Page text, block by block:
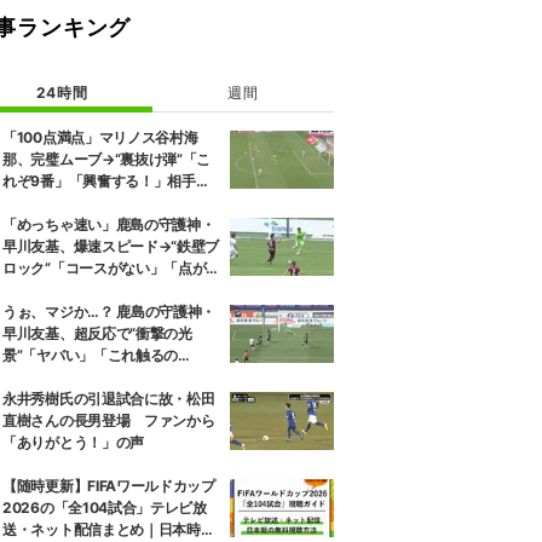
ランキング
24時間 週間
「100点満点」マリノス谷村海
那、完璧ムーブ→“裏抜け弾”「こ
れぞ9番」「興奮する！」相手守
出し”
「めっちゃ速い」鹿島の守護神・
早川友基、爆速スピード→“鉄壁ブ
ロック”「コースがない」「点が
飛び出しでビッグセーブ
うぉ、マジか…？ 鹿島の守護神・
早川友基、超反応で“衝撃の光
景”「ヤバい」「これ触るの
本“スーパーセーブ”
永井秀樹氏の引退試合に故・松田
直樹さんの長男登場 ファンから
「ありがとう！」の声
【随時更新】FIFAワールドカップ
2026の「全104試合」テレビ放
送・ネット配信まとめ｜日本時間